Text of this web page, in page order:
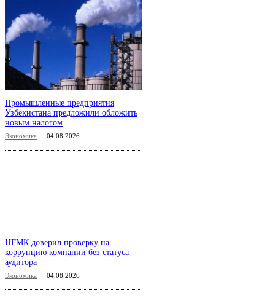
Промышленные предприятия
Узбекистана предложили обложить
новым налогом
Экономика 04.08.2026
НГМК доверил проверку на
коррупцию компании без статуса
аудитора
Экономика 04.08.2026